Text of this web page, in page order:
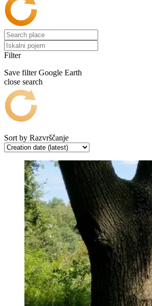
Filter
Save filter Google Earth
close search
Sort by Razvrščanje